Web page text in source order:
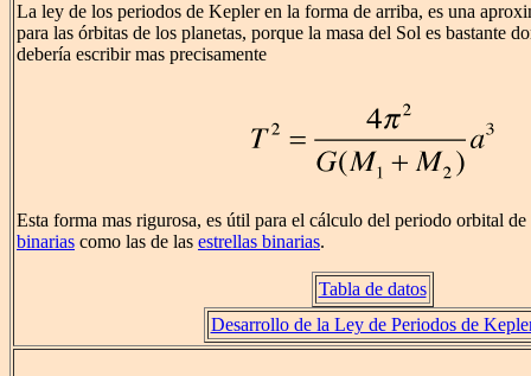
La ley de los periodos de Kepler en la forma de arriba, es una
para las órbitas de los planetas, porque la masa del Sol es bastante
debería escribir mas precisamente
Esta forma mas rigurosa, es útil para el cálculo del periodo orbital
binarias como las de las estrellas binarias.
Tabla de datos
Desarrollo de la Ley de Periodos de